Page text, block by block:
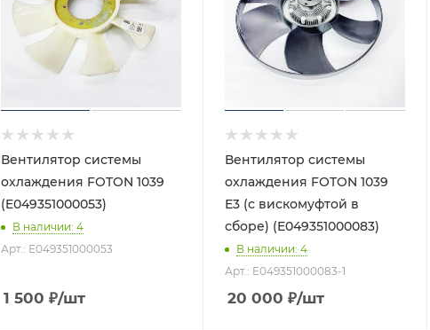
Вентилятор системы
охлаждения FOTON 1039
(E049351000053)
В наличии: 4
Арт.: E049351000053
1 500 ₽/шт
Вентилятор системы
охлаждения FOTON 1039
Е3 (с вискомуфтой в
сборе) (E049351000083)
В наличии: 4
Арт.: E049351000083-1
20 000 ₽/шт